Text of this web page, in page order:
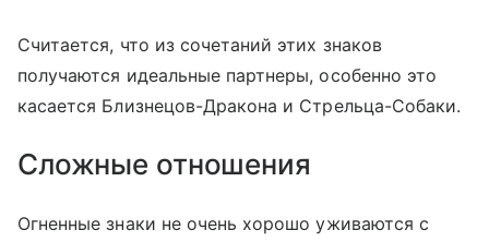
Считается, что из сочетаний этих знаков
получаются идеальные партнеры, особенно это
касается Близнецов-Дракона и Стрельца-Собаки.
Сложные отношения
Огненные знаки не очень хорошо уживаются с